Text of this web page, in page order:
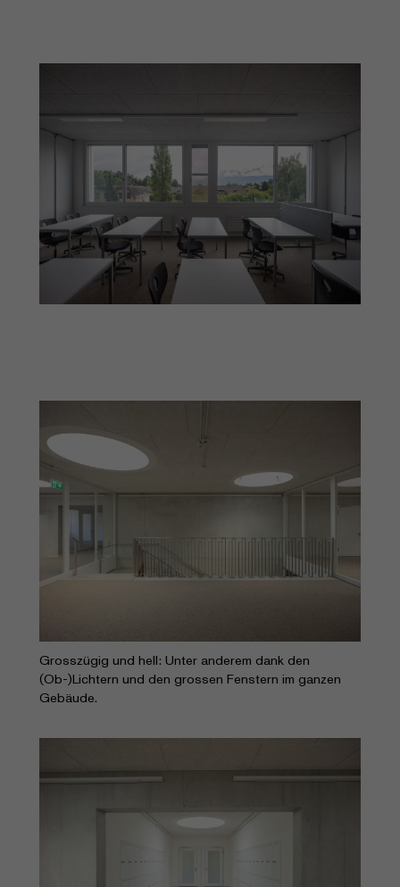
Grosszügig und hell: Unter anderem dank den
(Ob-)Lichtern und den grossen Fenstern im ganzen
Gebäude.